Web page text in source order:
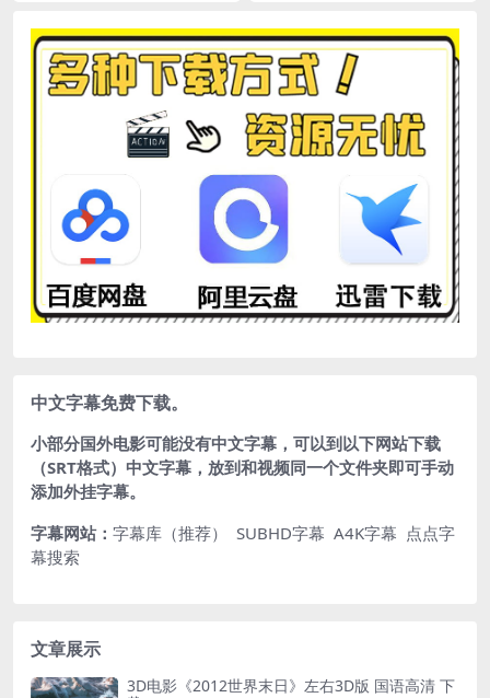
中文字幕免费下载。
小部分国外电影可能没有中文字幕，可以到以下网站下载
（SRT格式）中文字幕，放到和视频同一个文件夹即可手动
添加外挂字幕。
字幕网站： 字幕库（推荐） SUBHD字幕 A4K字幕 点点字
幕搜索
文章展示
3D电影《2012世界末日》左右3D版 国语高清 下